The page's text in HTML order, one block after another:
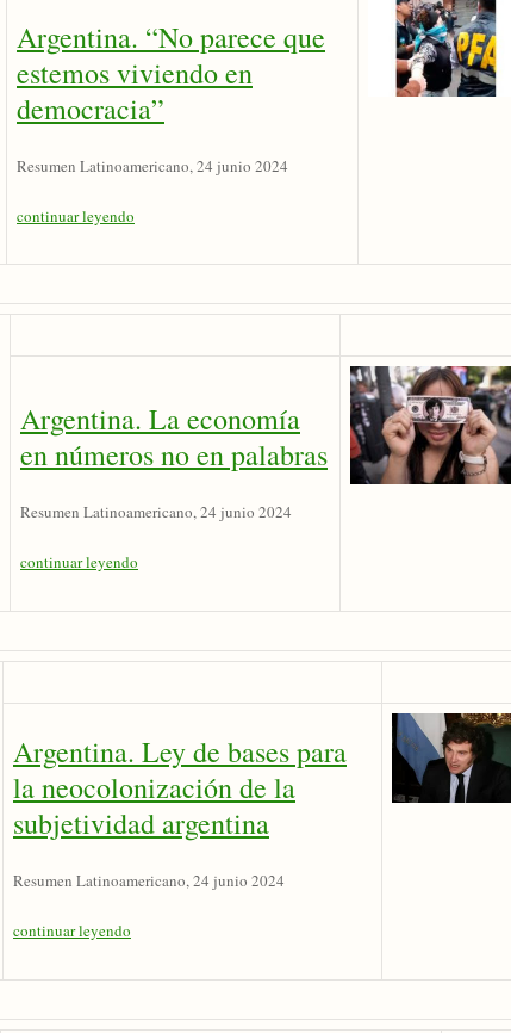
Argentina. “No parece que
estemos viviendo en
democracia”
Resumen Latinoamericano, 24 junio 2024
continuar leyendo
Argentina. La economía
en números no en palabras
Resumen Latinoamericano, 24 junio 2024
continuar leyendo
Argentina. Ley de bases para
la neocolonización de la
subjetividad argentina
Resumen Latinoamericano, 24 junio 2024
continuar leyendo